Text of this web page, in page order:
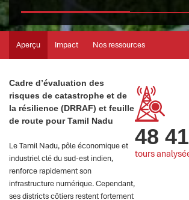
Aperçu Impact Nos ressources
Cadre d’évaluation des
risques de catastrophe et de
la résilience (DRRAF) et feuille
de route pour Tamil Nadu
Le Tamil Nadu, pôle économique et
industriel clé du sud-est indien,
renforce rapidement son
infrastructure numérique. Cependant,
ses districts côtiers restent fortement
tours
48